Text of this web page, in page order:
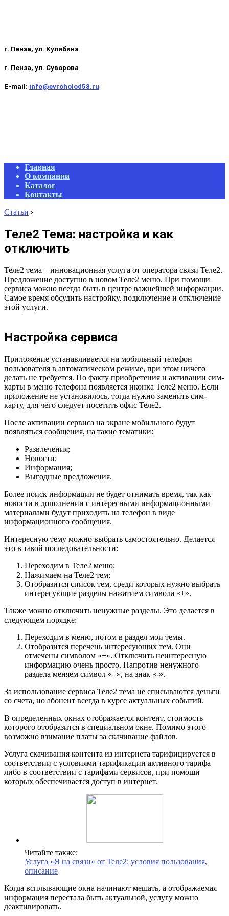
г. Пенза, ул. Кулибина
г. Пенза, ул. Суворова
E-mail: info@evroholod58.ru
Primary
Navigation
Menu
Главная
О компании
Каталог
Контакты
Статьи ›
Теле2 Тема: настройка и как
отключить
Теле2 тема – инновационная услуга от оператора связи Теле2.
Предложение доступно в новом Теле2 меню. При помощи
сервиса можно всегда быть в центре важнейшей информации.
Самое время обсудить настройку, подключение и отключение
этой услуги.
Настройка сервиса
Приложение устанавливается на мобильный телефон
пользователя в автоматическом режиме, при этом ничего
делать не требуется. По факту приобретения и активации сим-
карты в меню телефона появляется иконка Теле2 меню. Если
приложение не установилось, тогда нужно заменить сим-
карту, для чего следует посетить офис Теле2.
После активации сервиса на экране мобильного будут
появляться сообщения, на такие тематики:
Развлечения;
Новости;
Информация;
Выгодные предложения.
Более поиск информации не будет отнимать время, так как
новости в дополнении с интересными информационными
материалами будут приходить на телефон в виде
информационного сообщения.
Интересную тему можно выбрать самостоятельно. Делается
это в такой последовательности:
Переходим в Теле2 меню;
Нажимаем на Теле2 тем;
Отобразится список тем, среди которых нужно выбрать
интересующие разделы нажатием символа «+».
Также можно отключить ненужные разделы. Это делается в
следующем порядке:
Переходим в меню, потом в раздел мои темы.
Отобразится перечень интересующих тем. Они
отмечены символом «+». Отключить неинтересную
информацию очень просто. Напротив ненужного
раздела меняем символ «+», на знак «-».
За использование сервиса Теле2 тема не списываются деньги
со счета, но абонент всегда в курсе актуальных событий.
В определенных окнах отображается контент, стоимость
которого отобразится в специальном окне. Помимо этого
возможно взимание платы за скачивание файлов.
Услуга скачивания контента из интернета тарифицируется в
соответствии с условиями тарификации активного тарифа
либо в соответствии с тарифами сервисов, при помощи
которых обеспечивается доступ в интернет.
Читайте также:
Услуга «Я на связи» от Теле2: условия пользования,
описание
Когда всплывающие окна начинают мешать, а отображаемая
информация перестала быть актуальной, услугу можно
деактивировать.